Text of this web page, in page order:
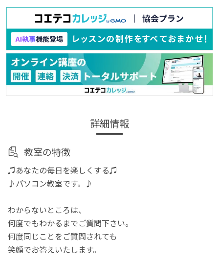
詳細情報
教室の特徴
♫あなたの毎日を楽しくする♫
♪パソコン教室です。♪
わからないところは、
何度でもわかるまでご質問下さい。
何度同じことをご質問されても
笑顔でお答えいたします。